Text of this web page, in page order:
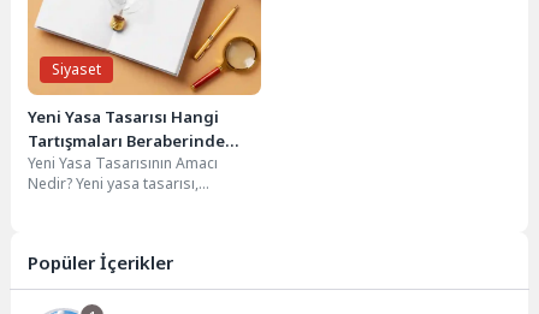
Siyaset
Yeni Yasa Tasarısı Hangi
Tartışmaları Beraberinde
Getiriyor?
Yeni Yasa Tasarısının Amacı
Nedir? Yeni yasa tasarısı,
Popüler İçerikler